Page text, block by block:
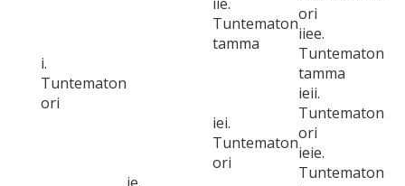
i.
Tuntematon
ori
Tuntematon
tamma
ori
iiee.
Tuntematon
tamma
iei.
Tuntematon
ori
ieii.
Tuntematon
ori
ieie.
Tuntematon